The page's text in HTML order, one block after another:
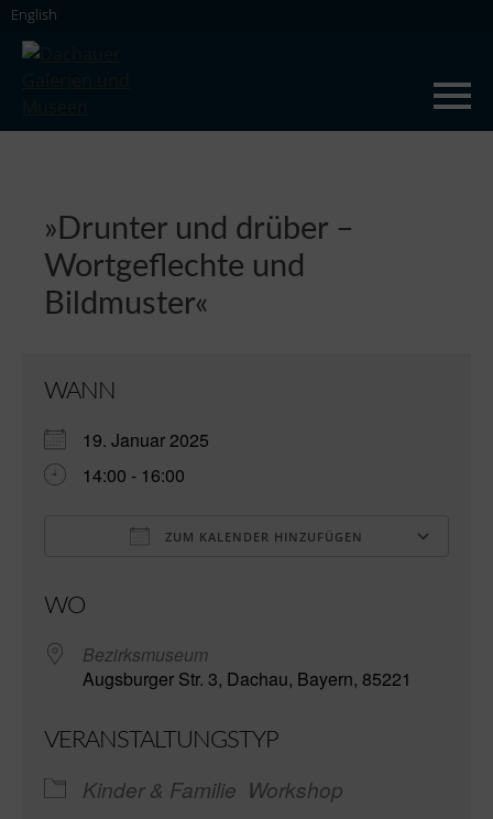
Skip
content
English
»Drunter und drüber –
Wortgeflechte und
Bildmuster«
WANN
19. Januar 2025
14:00 - 16:00
ZUM KALENDER HINZUFÜGEN
WO
Bezirksmuseum
Augsburger Str. 3, Dachau, Bayern, 85221
VERANSTALTUNGSTYP
Kinder & Familie Workshop